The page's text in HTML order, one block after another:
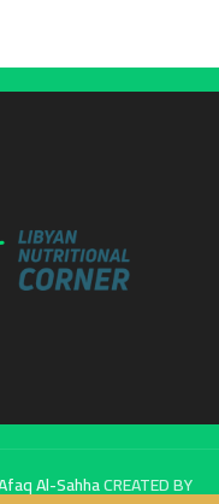
Al-SahhaCREATED BY